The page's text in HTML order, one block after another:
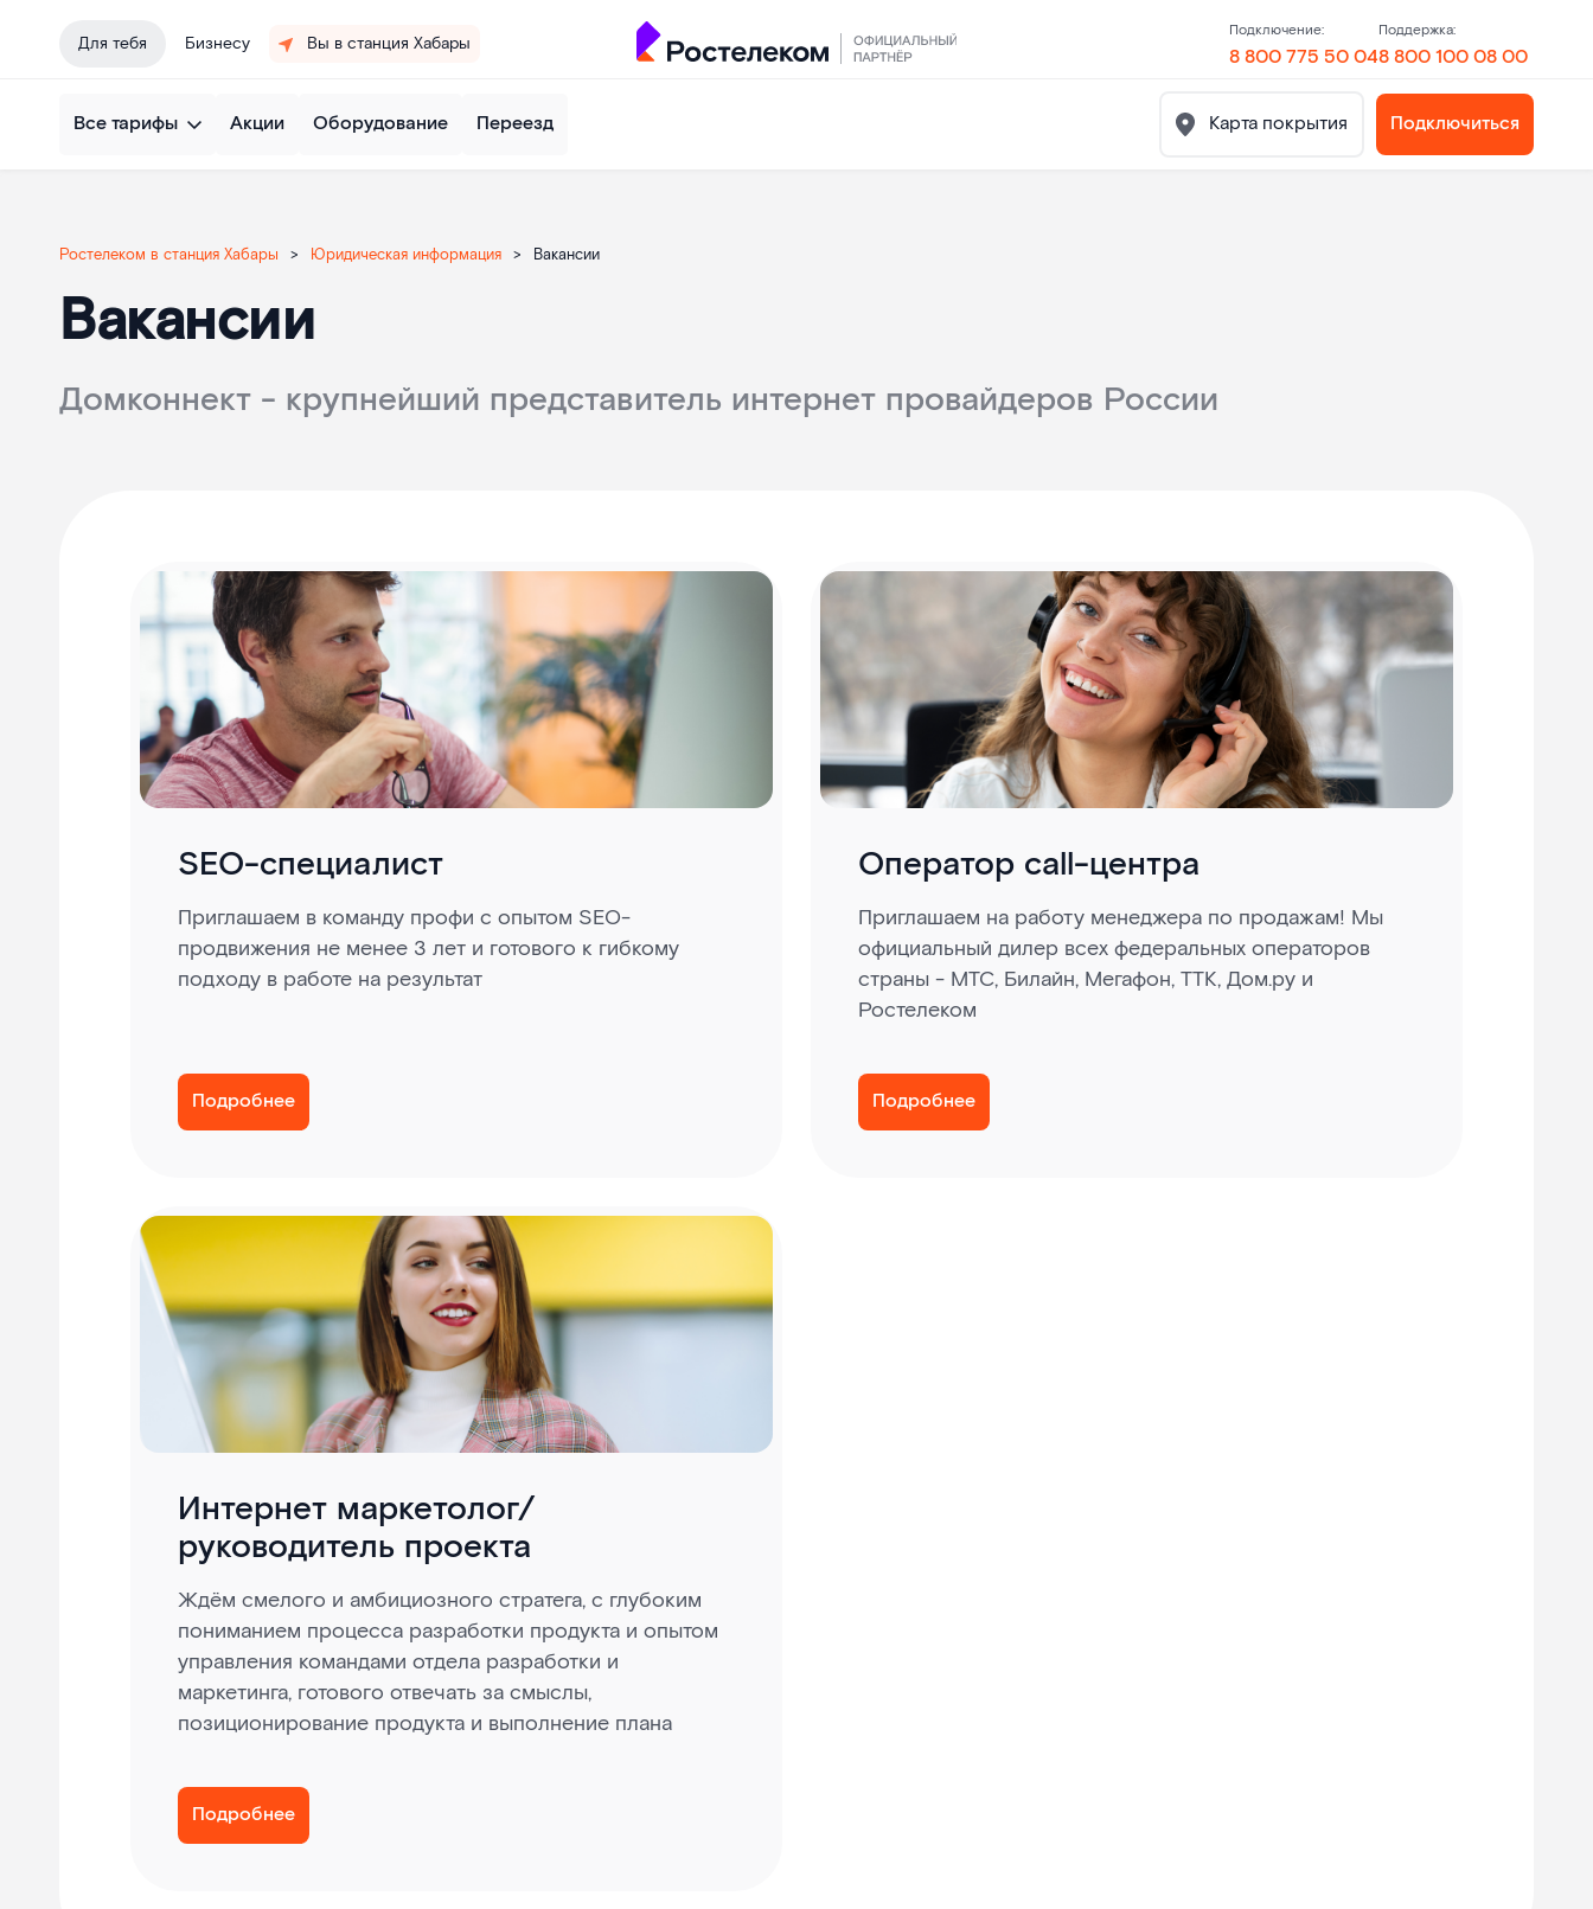
Для тебя Бизнесу Вы в станция Хабары
Подключение:
8 800 775 50 04
Поддержка:
8 800 100 08 00
Все тарифы Акции Оборудование Переезд Карта покрытия Подключиться
Ростелеком в станция Хабары > Юридическая информация > Вакансии
Вакансии
Домконнект - крупнейший представитель интернет провайдеров России
SEO-специалист
Приглашаем в команду профи с опытом SEO-
продвижения не менее 3 лет и готового к гибкому
подходу в работе на результат
Подробнее
Оператор call-центра
Приглашаем на работу менеджера по продажам! Мы
официальный дилер всех федеральных операторов
страны - МТС, Билайн, Мегафон, ТТК, Дом.ру и
Ростелеком
Подробнее
Интернет маркетолог/
руководитель проекта
Ждём смелого и амбициозного стратега, с глубоким
пониманием процесса разработки продукта и опытом
управления командами отдела разработки и
маркетинга, готового отвечать за смыслы,
позиционирование продукта и выполнение плана
Подробнее